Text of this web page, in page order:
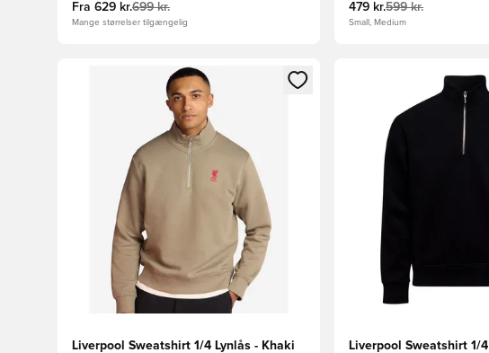
Fra 629 kr.699 kr.
Mange størrelser tilgængelig
479 kr.599 kr.
Small, Medium
Åbner en Modal til at logge ind eller tilmelde dig som medlem
Liverpool Sweatshirt 1/4 Lynlås - Khaki
Åbner en Modal til at
Liverpool Sweatshirt 1/